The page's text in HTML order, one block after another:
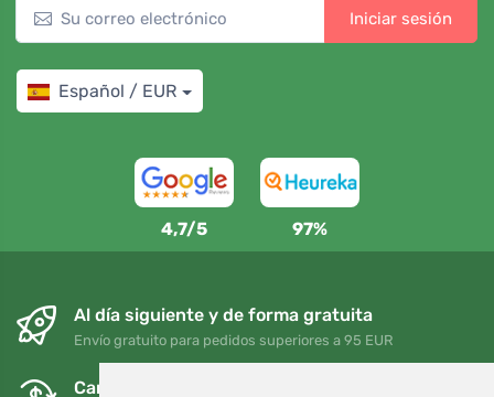
Iniciar sesión
Español / EUR
4,7/5 97%
Al día siguiente y de forma gratuita
Envío gratuito para pedidos superiores a 95 EUR
Cambios y devoluciones gratuitos